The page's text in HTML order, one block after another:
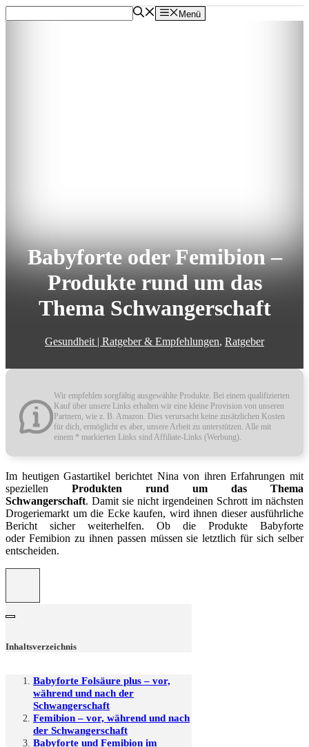
Zum
Inhalt
Menü
Babyforte oder Femibion –
Produkte rund um das
Thema Schwangerschaft
Gesundheit | Ratgeber & Empfehlungen, Ratgeber
Wir empfehlen sorgfältig ausgewählte Produkte. Bei einem qualifizierten
Kauf über unsere Links erhalten wir eine kleine Provision von unseren
Partnern, wie z. B. Amazon. Dies verursacht keine zusätzlichen Kosten
für dich, ermöglicht es aber, unsere Arbeit zu unterstützen. Alle mit
einem * markierten Links sind Affiliate-Links (Werbung).
Im heutigen Gastartikel berichtet Nina von ihren Erfahrungen mit
speziellen Produkten rund um das Thema
Schwangerschaft. Damit sie nicht irgendeinen Schrott im nächsten
Drogeriemarkt um die Ecke kaufen, wird ihnen dieser ausführliche
Bericht sicher weiterhelfen. Ob die Produkte Babyforte
oder Femibion zu ihnen passen müssen sie letztlich für sich selber
entscheiden.
Inhaltsverzeichnis
Babyforte Folsäure plus – vor,
während und nach der
Schwangerschaft
Femibion – vor, während und nach
der Schwangerschaft
Babyforte und Femibion im